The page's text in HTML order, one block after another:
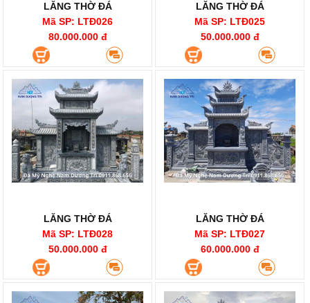
LĂNG THỜ ĐÁ
Mã SP: LTĐ026
80.000.000 đ
LĂNG THỜ ĐÁ
Mã SP: LTĐ025
50.000.000 đ
LĂNG THỜ ĐÁ
Mã SP: LTĐ028
50.000.000 đ
LĂNG THỜ ĐÁ
Mã SP: LTĐ027
60.000.000 đ